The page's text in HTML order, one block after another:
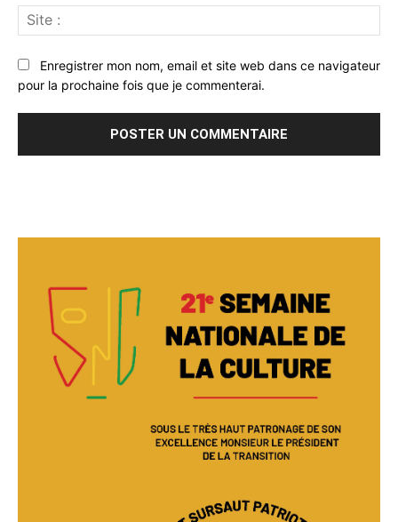
:
Enregistrer mon nom, email et site web dans ce navigateur
pour la prochaine fois que je commenterai.